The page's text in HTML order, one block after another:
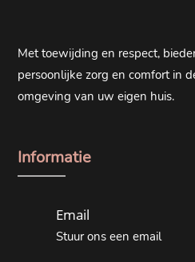
Met toewijding en respect,
persoonlijke zorg en comfort in
omgeving van uw eigen huis.
Informatie
Email
Stuur ons een email